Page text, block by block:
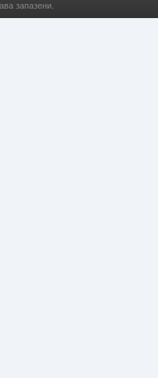
запазени.